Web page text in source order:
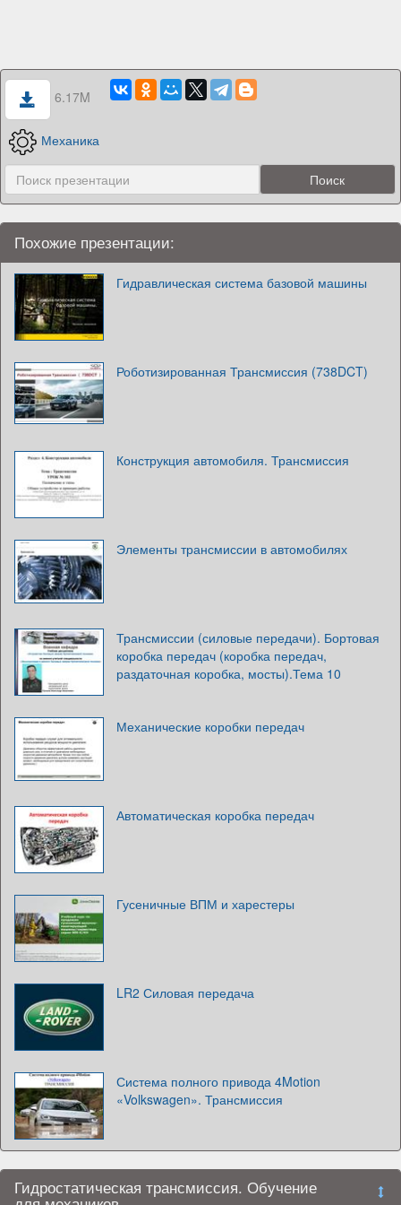
6.17M
Механика
Похожие презентации:
Гидравлическая система базовой машины
Роботизированная Трансмиссия (738DCT)
Конструкция автомобиля. Трансмиссия
Элементы трансмиссии в автомобилях
Трансмиссии (силовые передачи). Бортовая
коробка передач (коробка передач,
раздаточная коробка, мосты).Тема 10
Механические коробки передач
Автоматическая коробка передач
Гусеничные ВПМ и харестеры
LR2 Силовая передача
Система полного привода 4Motion
«Volkswagen». Трансмиссия
Гидростатическая трансмиссия. Обучение